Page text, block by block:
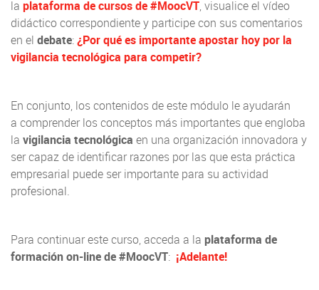
la plataforma de cursos de #MoocVT, visualice el vídeo
didáctico correspondiente y participe con sus comentarios
en el debate:¿Por qué es importante apostar hoy por la
vigilancia tecnológica para competir?
En conjunto, los contenidos de este módulo le ayudarán
a comprender los conceptos más importantes que engloba
la vigilancia tecnológica en una organización innovadora y
ser capaz de identificar razones por las que esta práctica
empresarial puede ser importante para su actividad
profesional.
Para continuar este curso, acceda a la plataforma de
formación on-line de #MoocVT: ¡Adelante!